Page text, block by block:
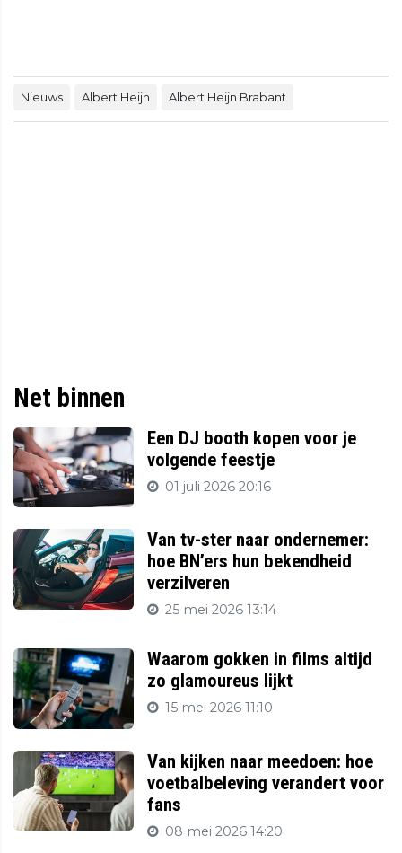
Nieuws Albert Heijn Albert Heijn Brabant
Net binnen
Een DJ booth kopen voor je
volgende feestje
01 juli 2026 20:16
Van tv-ster naar ondernemer:
hoe BN’ers hun bekendheid
verzilveren
25 mei 2026 13:14
Waarom gokken in films altijd
zo glamoureus lijkt
15 mei 2026 11:10
Van kijken naar meedoen: hoe
voetbalbeleving verandert voor
fans
08 mei 2026 14:20